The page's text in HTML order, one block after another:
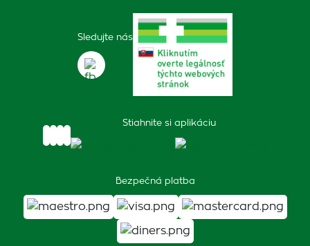
Sledujte nás
Stiahnite si aplikáciu
Bezpečná platba